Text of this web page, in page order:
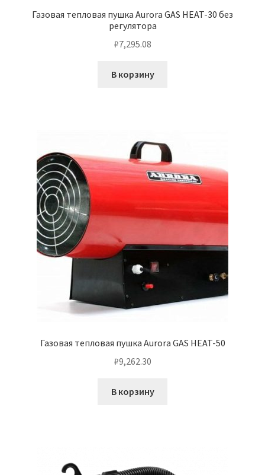
Газовая тепловая пушка Aurora GAS HEAT-30 без
регулятора
₽7,295.08
В корзину
Газовая тепловая пушка Aurora GAS HEAT-50
₽9,262.30
В корзину